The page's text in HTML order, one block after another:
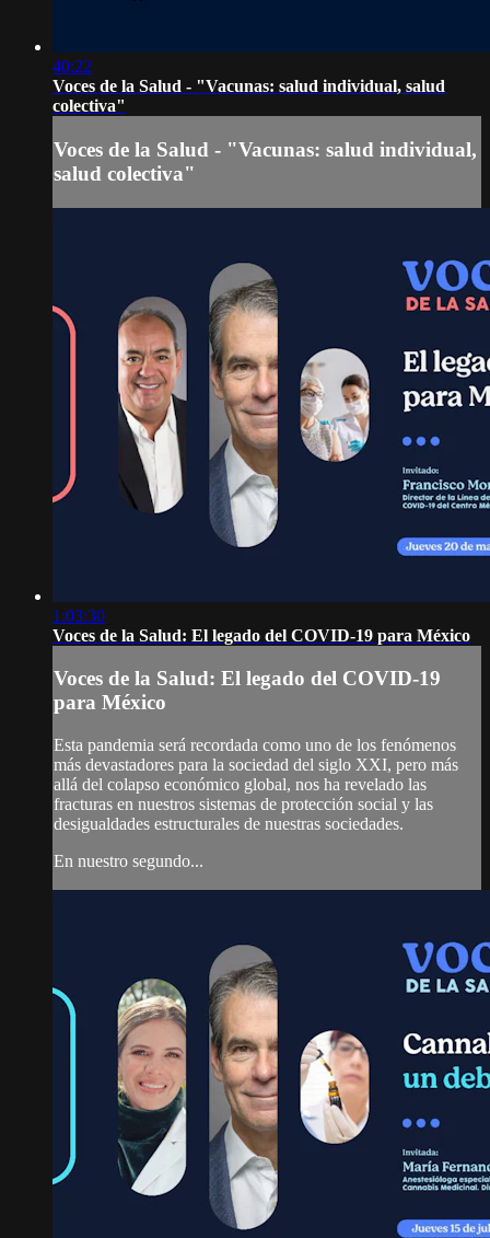
40:22
Voces de la Salud - "Vacunas: salud individual, salud
colectiva"
Voces de la Salud - "Vacunas: salud individual,
salud colectiva"
1:03:30
Voces de la Salud: El legado del COVID-19 para México
Voces de la Salud: El legado del COVID-19
para México
Esta pandemia será recordada como uno de los fenómenos
más devastadores para la sociedad del siglo XXI, pero más
allá del colapso económico global, nos ha revelado las
fracturas en nuestros sistemas de protección social y las
desigualdades estructurales de nuestras sociedades.
En nuestro segundo...